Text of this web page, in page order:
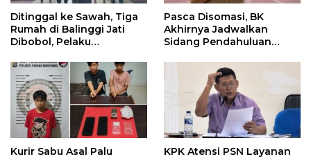
Ditinggal ke Sawah, Tiga
Rumah di Balinggi Jati
Dibobol, Pelaku
Pasca Disomasi, BK
Akhirnya Jadwalkan
Sidang Pendahuluan
Kurir Sabu Asal Palu
KPK Atensi PSN Layanan